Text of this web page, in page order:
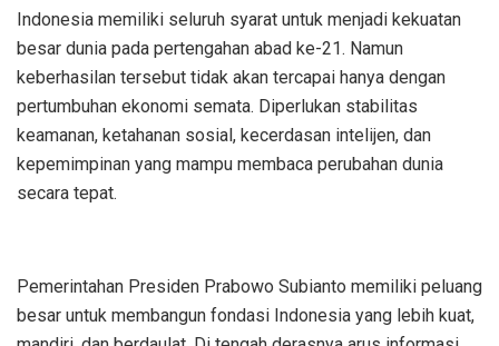
Indonesia memiliki seluruh syarat untuk menjadi kekuatan
besar dunia pada pertengahan abad ke-21. Namun
keberhasilan tersebut tidak akan tercapai hanya dengan
pertumbuhan ekonomi semata. Diperlukan stabilitas
keamanan, ketahanan sosial, kecerdasan intelijen, dan
kepemimpinan yang mampu membaca perubahan dunia
secara tepat.
Pemerintahan Presiden Prabowo Subianto memiliki peluang
besar untuk membangun fondasi Indonesia yang lebih kuat,